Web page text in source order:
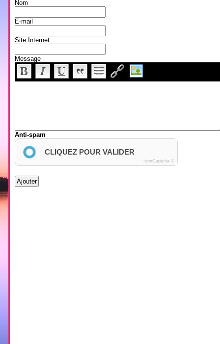
Nom
E-mail
Site Internet
Message
Anti-spam
CLIQUEZ POUR VALIDER
IconCaptcha ©